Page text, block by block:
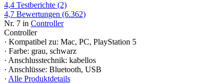
4,4 Testberichte (2)
4,7 Bewertungen (6.362)
Nr. 7 in Controller
Controller
· Kompatibel zu: Mac, PC, PlayStation 5
· Farbe: grau, schwarz
· Anschlusstechnik: kabellos
· Anschlüsse: Bluetooth, USB
· Alle Produktdetails